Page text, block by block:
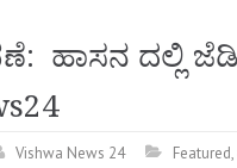
ಹಾಸನ ದಲ್ಲಿ
Vishwa News 24 Featured,